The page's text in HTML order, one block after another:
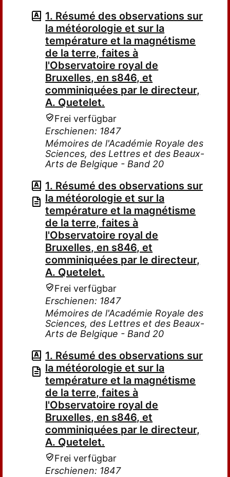
1. Résumé des observations sur
la météorologie et sur la
température et la magnétisme
de la terre, faites à
l'Observatoire royal de
Bruxelles, en s846, et
comminiquées par le directeur,
A. Quetelet.
Frei verfügbar
Erschienen: 1847
Mémoires de l'Académie Royale des
Sciences, des Lettres et des Beaux-
Arts de Belgique - Band 20
1. Résumé des observations sur
la météorologie et sur la
température et la magnétisme
de la terre, faites à
l'Observatoire royal de
Bruxelles, en s846, et
comminiquées par le directeur,
A. Quetelet.
Frei verfügbar
Erschienen: 1847
Mémoires de l'Académie Royale des
Sciences, des Lettres et des Beaux-
Arts de Belgique - Band 20
1. Résumé des observations sur
la météorologie et sur la
température et la magnétisme
de la terre, faites à
l'Observatoire royal de
Bruxelles, en s846, et
comminiquées par le directeur,
A. Quetelet.
Frei verfügbar
Erschienen: 1847